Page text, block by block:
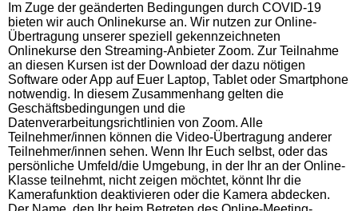
Im Zuge der geänderten Bedingungen durch COVID-19
bieten wir auch Onlinekurse an. Wir nutzen zur Online-
Übertragung unserer speziell gekennzeichneten
Onlinekurse den Streaming-Anbieter Zoom. Zur Teilnahme
an diesen Kursen ist der Download der dazu nötigen
Software oder App auf Euer Laptop, Tablet oder Smartphone
notwendig. In diesem Zusammenhang gelten die
Geschäftsbedingungen und die
Datenverarbeitungsrichtlinien von Zoom. Alle
Teilnehmer/innen können die Video-Übertragung anderer
Teilnehmer/innen sehen. Wenn Ihr Euch selbst, oder das
persönliche Umfeld/die Umgebung, in der Ihr an der Online-
Klasse teilnehmt, nicht zeigen möchtet, könnt Ihr die
Kamerafunktion deaktivieren oder die Kamera abdecken.